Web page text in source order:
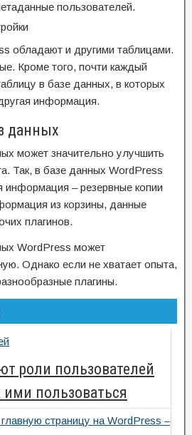
пользователей.
обладают и другими таблицами.
Кроме того, почти каждый
в базе данных, в которых
информация.
данных
может значительно улучшить
Так, в базе данных WordPress
информация – резервные копии
из корзины, данные
плагинов.
WordPress может
Однако если не хватает опыта,
плагины.
роли пользователей
ими пользоваться